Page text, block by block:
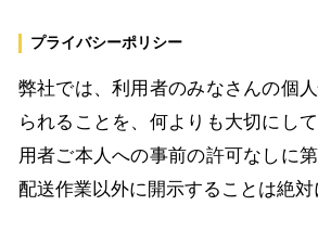
プライバシーポリシー
弊社では、利用者のみなさんの個
られることを、何よりも大切にし
用者ご本人への事前の許可なしに
配送作業以外に開示することは絶対